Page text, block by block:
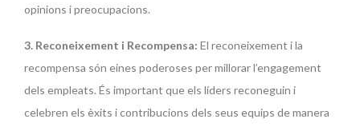
opinions i preocupacions.
3. Reconeixement i Recompensa: El reconeixement i la
recompensa són eines poderoses per millorar l’engagement
dels empleats. És important que els líders reconeguin i
celebren els èxits i contribucions dels seus equips de manera